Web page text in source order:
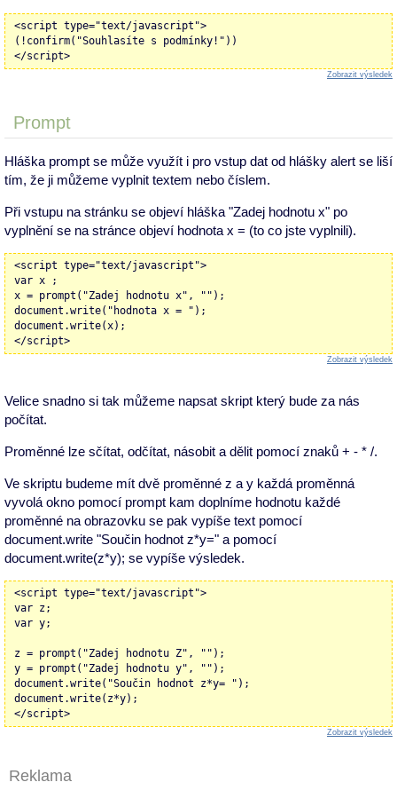
<script type="text/javascript">
(!confirm("Souhlasíte s podmínky!"))
</script>
Zobrazit výsledek
Prompt
Hláška prompt se může využít i pro vstup dat od hlášky alert se liší
tím, že ji můžeme vyplnit textem nebo číslem.
Při vstupu na stránku se objeví hláška "Zadej hodnotu x" po
vyplnění se na stránce objeví hodnota x = (to co jste vyplnili).
<script type="text/javascript">
var x ;
x = prompt("Zadej hodnotu x", "");
document.write("hodnota x = ");
document.write(x);
</script>
Zobrazit výsledek
Velice snadno si tak můžeme napsat skript který bude za nás
počítat.
Proměnné lze sčítat, odčítat, násobit a dělit pomocí znaků + - * /.
Ve skriptu budeme mít dvě proměnné z a y každá proměnná
vyvolá okno pomocí prompt kam doplníme hodnotu každé
proměnné na obrazovku se pak vypíše text pomocí
document.write "Součin hodnot z*y=" a pomocí
document.write(z*y); se vypíše výsledek.
<script type="text/javascript">
var z;
var y;
z = prompt("Zadej hodnotu Z", "");
y = prompt("Zadej hodnotu y", "");
document.write("Součin hodnot z*y= ");
document.write(z*y);
</script>
Zobrazit výsledek
Reklama